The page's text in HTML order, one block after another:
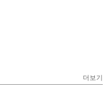
더보기